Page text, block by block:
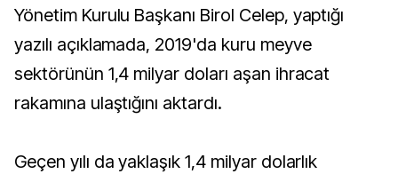
Yönetim Kurulu Başkanı Birol Celep, yaptığı
yazılı açıklamada, 2019'da kuru meyve
sektörünün 1,4 milyar doları aşan ihracat
rakamına ulaştığını aktardı.
Geçen yılı da yaklaşık 1,4 milyar dolarlık